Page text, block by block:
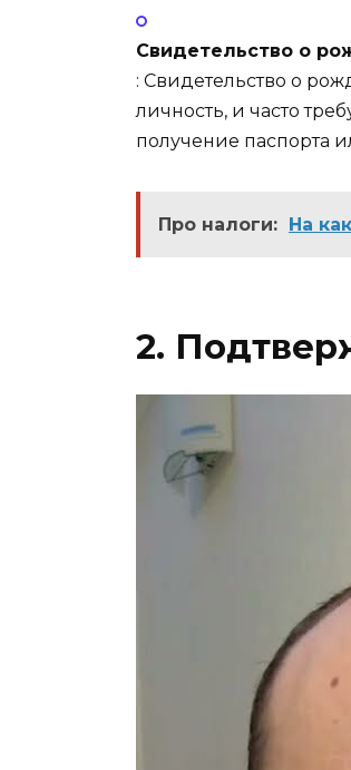
Свидетельство о
: Свидетельство о
личность, и часто
получение паспорта
Про налоги: На
2.